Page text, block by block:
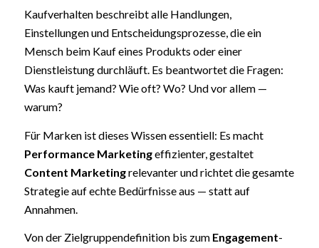
Kaufverhalten beschreibt alle Handlungen,
Einstellungen und Entscheidungsprozesse, die ein
Mensch beim Kauf eines Produkts oder einer
Dienstleistung durchläuft. Es beantwortet die Fragen:
Was kauft jemand? Wie oft? Wo? Und vor allem —
warum?
Für Marken ist dieses Wissen essentiell: Es macht
Performance Marketingeffizienter, gestaltet
Content Marketingrelevanter und richtet die gesamte
Strategie auf echte Bedürfnisse aus — statt auf
Annahmen.
Von der Zielgruppendefinition bis zum Engagement-